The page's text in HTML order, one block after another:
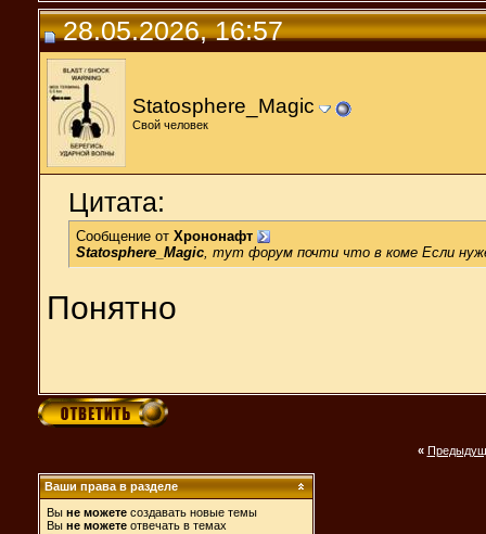
28.05.2026, 16:57
Statosphere_Magic
Свой человек
Цитата:
Сообщение от Хрононафт
Statosphere_Magic , тут форум почти что в коме Если
Понятно
«
Ваши права в разделе
Вы не можете создавать новые темы
Вы не можете отвечать в темах